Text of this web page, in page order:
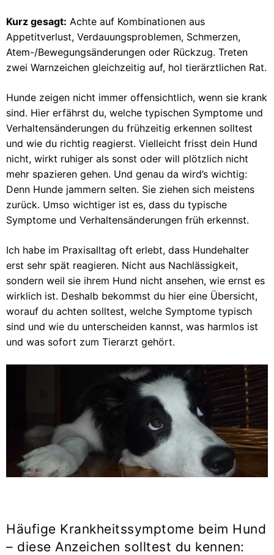
Kurz gesagt: Achte auf Kombinationen aus
Appetitverlust, Verdauungsproblemen, Schmerzen,
Atem-/Bewegungsänderungen oder Rückzug. Treten
zwei Warnzeichen gleichzeitig auf, hol tierärztlichen Rat.
Hunde zeigen nicht immer offensichtlich, wenn sie krank
sind. Hier erfährst du, welche typischen Symptome und
Verhaltensänderungen du frühzeitig erkennen solltest
und wie du richtig reagierst. Vielleicht frisst dein Hund
nicht, wirkt ruhiger als sonst oder will plötzlich nicht
mehr spazieren gehen. Und genau da wird’s wichtig:
Denn Hunde jammern selten. Sie ziehen sich meistens
zurück. Umso wichtiger ist es, dass du typische
Symptome und Verhaltensänderungen früh erkennst.
Ich habe im Praxisalltag oft erlebt, dass Hundehalter
erst sehr spät reagieren. Nicht aus Nachlässigkeit,
sondern weil sie ihrem Hund nicht ansehen, wie ernst es
wirklich ist. Deshalb bekommst du hier eine Übersicht,
worauf du achten solltest, welche Symptome typisch
sind und wie du unterscheiden kannst, was harmlos ist
und was sofort zum Tierarzt gehört.
Häufige Krankheitssymptome beim Hund
– diese Anzeichen solltest du kennen: